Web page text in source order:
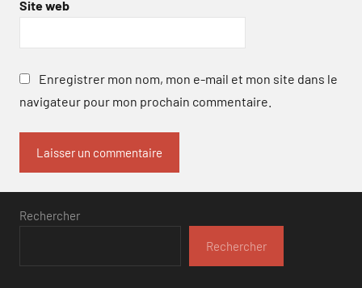
Site web
Enregistrer mon nom, mon e-mail et mon site dans le
navigateur pour mon prochain commentaire.
Rechercher
Rechercher